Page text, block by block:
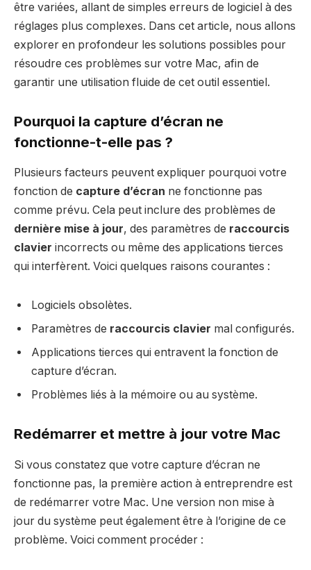
être variées, allant de simples erreurs de logiciel à des
réglages plus complexes. Dans cet article, nous allons
explorer en profondeur les solutions possibles pour
résoudre ces problèmes sur votre Mac, afin de
garantir une utilisation fluide de cet outil essentiel.
Pourquoi la capture d’écran ne
fonctionne-t-elle pas ?
Plusieurs facteurs peuvent expliquer pourquoi votre
fonction de capture d’écran ne fonctionne pas
comme prévu. Cela peut inclure des problèmes de
dernière mise à jour, des paramètres de raccourcis
clavier incorrects ou même des applications tierces
qui interfèrent. Voici quelques raisons courantes :
Logiciels obsolètes.
Paramètres de raccourcis clavier mal configurés.
Applications tierces qui entravent la fonction de
capture d’écran.
Problèmes liés à la mémoire ou au système.
Redémarrer et mettre à jour votre Mac
Si vous constatez que votre capture d’écran ne
fonctionne pas, la première action à entreprendre est
de redémarrer votre Mac. Une version non mise à
jour du système peut également être à l’origine de ce
problème. Voici comment procéder :